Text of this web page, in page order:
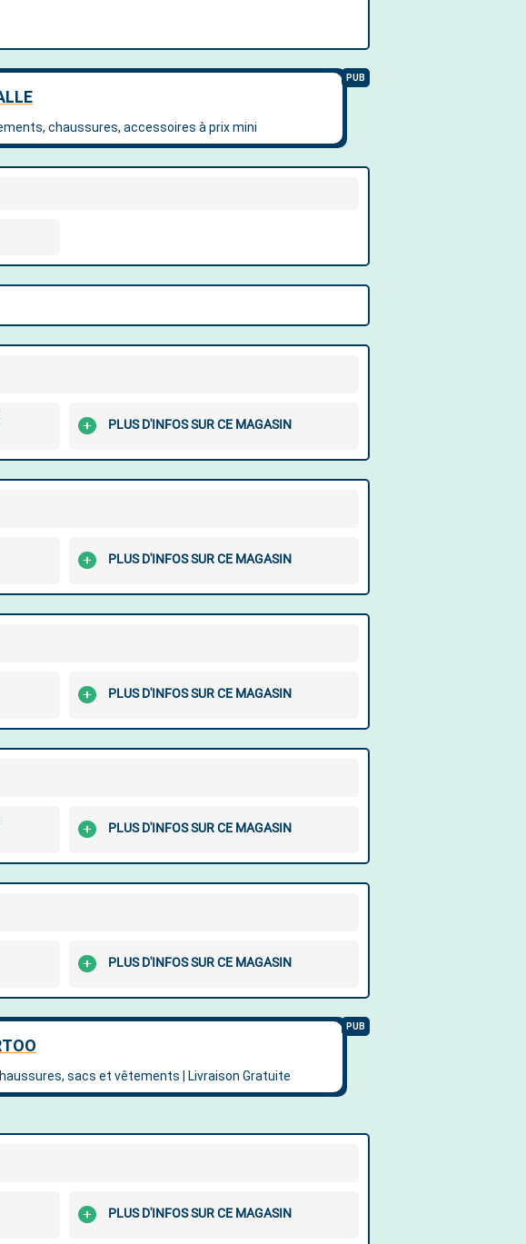
PLUS D'INFOS SUR CE MAGASIN
PLUS D'INFOS SUR CE MAGASIN
PLUS D'INFOS SUR CE MAGASIN
PLUS D'INFOS SUR CE MAGASIN
PLUS D'INFOS SUR CE MAGASIN
PLUS D'INFOS SUR CE MAGASIN